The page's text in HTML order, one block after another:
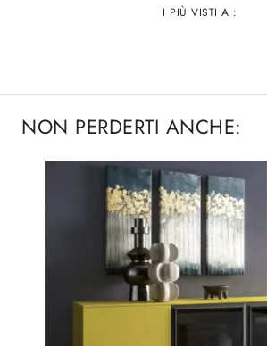
I PIÙ VISTI A :
NON PERDERTI ANCHE: